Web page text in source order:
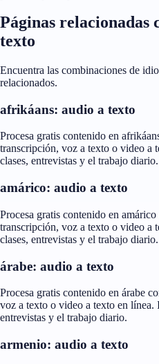
Páginas relacionadas
texto
Encuentra las combinaciones de
relacionados.
afrikáans: audio a texto
Procesa gratis contenido en
transcripción, voz a texto o video a
clases, entrevistas y el trabajo diario.
amárico: audio a texto
Procesa gratis contenido en
transcripción, voz a texto o video a
clases, entrevistas y el trabajo diario.
árabe: audio a texto
Procesa gratis contenido en árabe
voz a texto o video a texto en línea.
entrevistas y el trabajo diario.
armenio: audio a texto